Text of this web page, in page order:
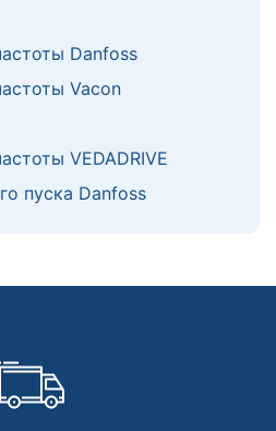
Danfoss
Vacon
VEDADRIVE
пуска Danfoss